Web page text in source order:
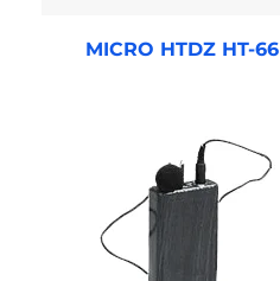
MICRO HTDZ HT-66